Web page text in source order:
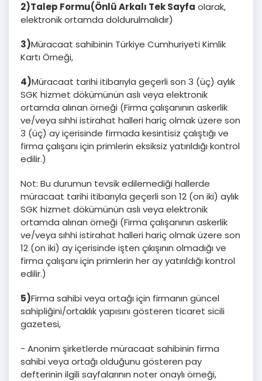
2)Talep Formu(Önlü Arkalı Tek Sayfa olarak,
elektronik ortamda doldurulmalıdır)
3)Müracaat sahibinin Türkiye Cumhuriyeti Kimlik
Kartı Örneği,
4)Müracaat tarihi itibarıyla geçerli son 3 (üç) aylık
SGK hizmet dökümünün aslı veya elektronik
ortamda alınan örneği (Firma çalışanının askerlik
ve/veya sıhhi istirahat halleri hariç olmak üzere son
3 (üç) ay içerisinde firmada kesintisiz çalıştığı ve
firma çalışanı için primlerin eksiksiz yatırıldığı kontrol
edilir.)
Not: Bu durumun tevsik edilemediği hallerde
müracaat tarihi itibarıyla geçerli son 12 (on iki) aylık
SGK hizmet dökümünün aslı veya elektronik
ortamda alınan örneği (Firma çalışanının askerlik
ve/veya sıhhi istirahat halleri hariç olmak üzere son
12 (on iki) ay içerisinde işten çıkışının olmadığı ve
firma çalışanı için primlerin her ay yatırıldığı kontrol
edilir.)
5)Firma sahibi veya ortağı için firmanın güncel
sahipliğini/ortaklık yapısını gösteren ticaret sicili
gazetesi,
- Anonim şirketlerde müracaat sahibinin firma
sahibi veya ortağı olduğunu gösteren pay
defterinin ilgili sayfalarının noter onaylı örneği,